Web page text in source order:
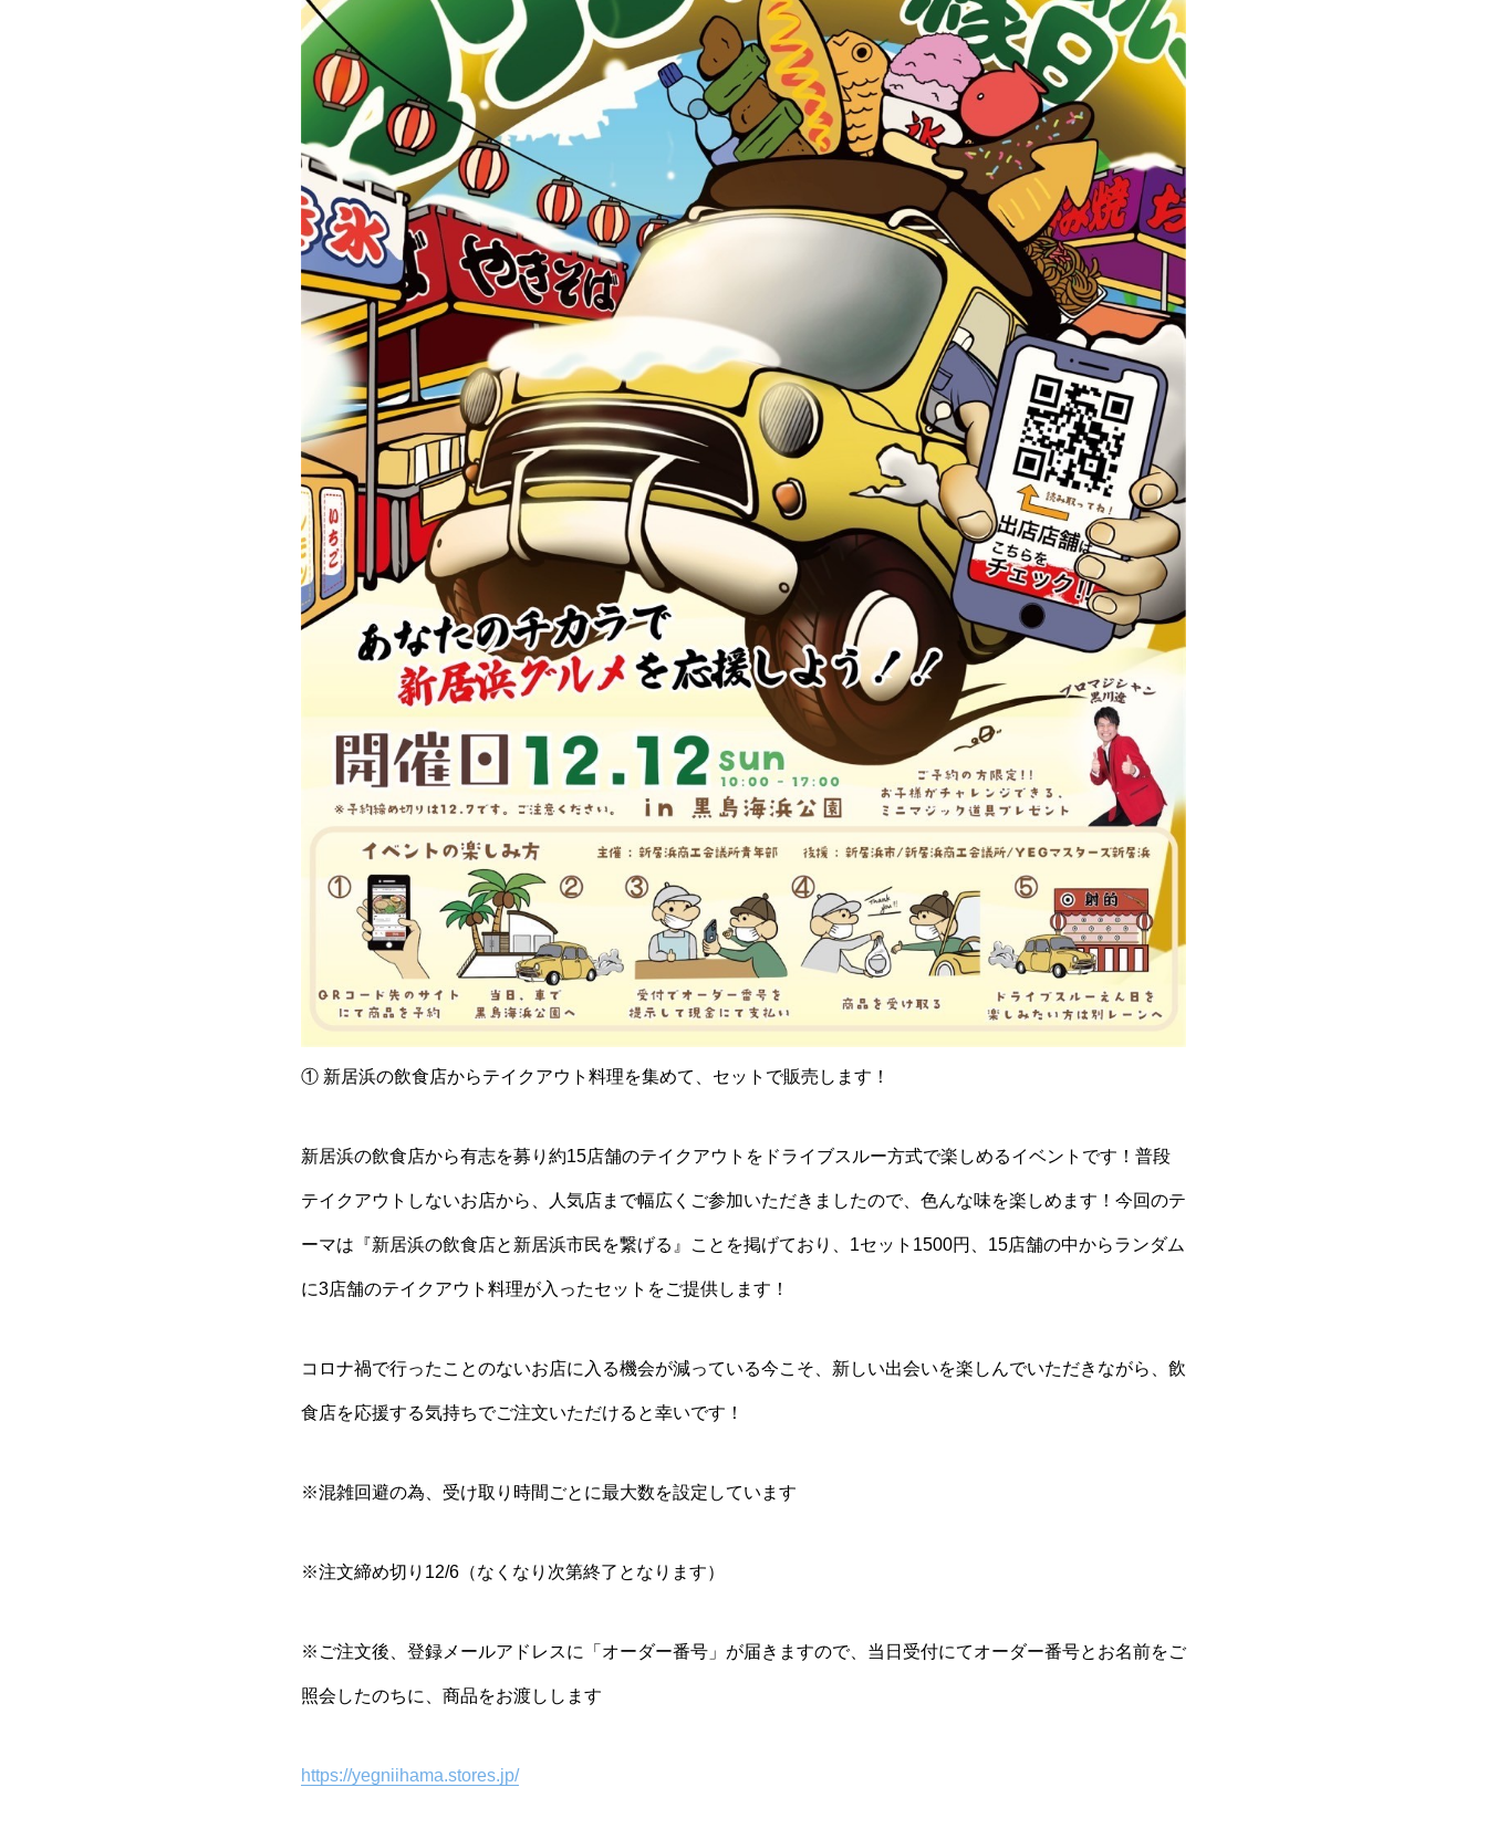
① 新居浜の飲食店からテイクアウト料理を集めて、セットで販売します！
新居浜の飲食店から有志を募り約15店舗のテイクアウトをドライブスルー方式で楽しめるイベントです！普段
テイクアウトしないお店から、人気店まで幅広くご参加いただきましたので、色んな味を楽しめます！今回のテ
ーマは『新居浜の飲食店と新居浜市民を繋げる』ことを掲げており、1セット1500円、15店舗の中からランダム
に3店舗のテイクアウト料理が入ったセットをご提供します！
コロナ禍で行ったことのないお店に入る機会が減っている今こそ、新しい出会いを楽しんでいただきながら、飲
食店を応援する気持ちでご注文いただけると幸いです！
※混雑回避の為、受け取り時間ごとに最大数を設定しています
※注文締め切り12/6（なくなり次第終了となります）
※ご注文後、登録メールアドレスに「オーダー番号」が届きますので、当日受付にてオーダー番号とお名前をご
照会したのちに、商品をお渡しします
https://yegniihama.stores.jp/